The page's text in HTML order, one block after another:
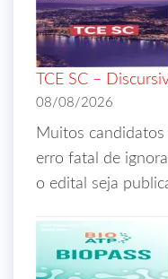
TCE SC –
08/08/2026
Muitos
erro fatal de
o edital seja